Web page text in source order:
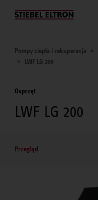
O nas
Pompy ciepła i rekuperacja
LWF LG 200
Osprzęt
LWF LG 200
Przegląd